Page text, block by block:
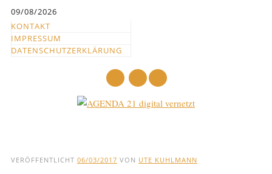
springen
09/08/2026
KONTAKT
IMPRESSUM
DATENSCHUTZERKLÄRUNG
und
VERÖFFENTLICHT 06/03/2017 VON UTE KUHLMANN